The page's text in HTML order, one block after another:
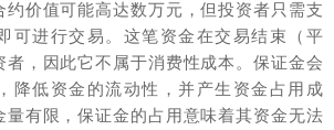
价值可能高达数万元，但投资者只需支
可进行交易。这笔资金在交易结束（平
，因此它不属于消费性成本。保证金会
降低资金的流动性，并产生资金占用成
量有限，保证金的占用意味着其资金无法